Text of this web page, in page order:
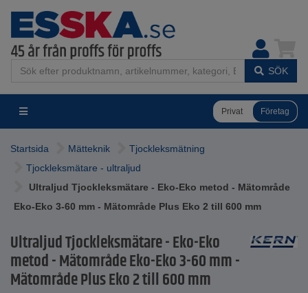
SÖK
Privat Företag
Startsida Mätteknik
Tjockleksmätning
Tjockleksmätare - ultraljud
Ultraljud Tjockleksmätare - Eko-Eko metod - Mätområde
Eko-Eko 3-60 mm - Mätområde Plus Eko 2 till 600 mm
Ultraljud Tjockleksmätare - Eko-Eko
metod - Mätområde Eko-Eko 3-60 mm -
Mätområde Plus Eko 2 till 600 mm